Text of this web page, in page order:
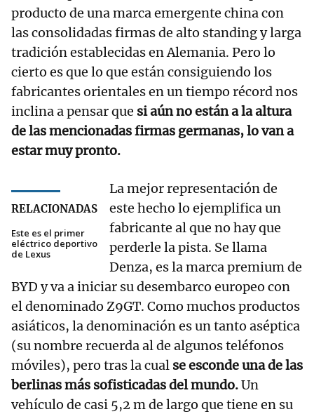
producto de una marca emergente china con
las consolidadas firmas de alto standing y larga
tradición establecidas en Alemania. Pero lo
cierto es que lo que están consiguiendo los
fabricantes orientales en un tiempo récord nos
inclina a pensar que si aún no están a la altura
de las mencionadas firmas germanas, lo van a
estar muy pronto.
RELACIONADAS
Este es el primer
eléctrico deportivo
de Lexus
La mejor representación de
este hecho lo ejemplifica un
fabricante al que no hay que
perderle la pista. Se llama
Denza, es la marca premium de
BYD y va a iniciar su desembarco europeo con
el denominado Z9GT. Como muchos productos
asiáticos, la denominación es un tanto aséptica
(su nombre recuerda al de algunos teléfonos
móviles), pero tras la cual se esconde una de las
berlinas más sofisticadas del mundo.Un
vehículo de casi 5,2 m de largo que tiene en su